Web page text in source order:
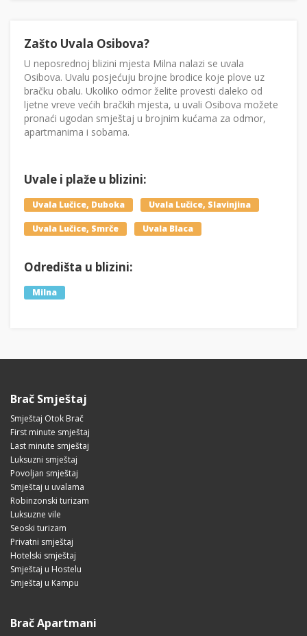
Zašto Uvala Osibova?
U neposrednoj blizini mjesta Milna nalazi se uvala
Osibova. Uvalu posjećuju brojne brodice koje plove uz
bračku obalu. Ukoliko odmor želite provesti daleko od
ljetne vreve većih bračkih mjesta, u uvali Osibova možete
pronaći ugodan smještaj u brojnim kućama za odmor,
apartmanima i sobama.
Uvale i plaže u blizini:
Uvala Lučice, Duboka Uvala Lučice, Slavinjina
Uvala Lučice, Smrče Uvala Blaca
Odredišta u blizini:
Milna
Brač Smještaj
Smještaj Otok Brač
First minute smještaj
Last minute smještaj
Luksuzni smještaj
Povoljan smještaj
Smještaj u uvalama
Robinzonski turizam
Luksuzne vile
Seoski turizam
Privatni smještaj
Hotelski smještaj
Smještaj u Hostelu
Smještaj u Kampu
Brač Apartmani